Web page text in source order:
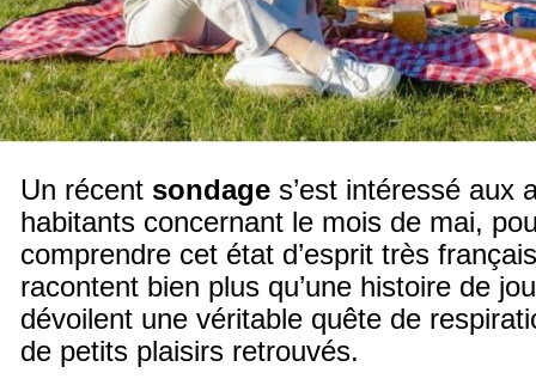
Un récent sondage s’est intéressé aux
habitants concernant le mois de mai,
comprendre cet état d’esprit très
racontent bien plus qu’une histoire de
dévoilent une véritable quête de
de petits plaisirs retrouvés.